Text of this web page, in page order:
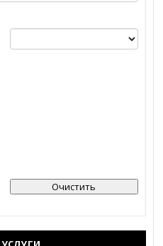
область
область
область